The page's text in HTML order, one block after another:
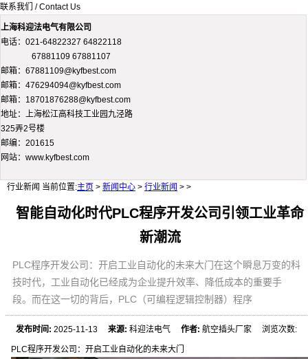
联系我们 / Contact Us
上海科迎法电气有限公司
电话：021-64822327 64822118
67881109 67881107
邮箱：67881109@kyfbest.com
邮箱：476294094@kyfbest.com
邮箱：18701876288@kyfbest.com
地址：上海松江高科技工业园九泾路
325弄2号楼
邮编：201615
网站：www.kyfbest.com
行业新闻 当前位置:主页 > 新闻中心 > 行业新闻 > >
智能自动化时代PLC程序开发公司引领工业革命
新潮流
PLC程序开发公司：开启工业自动化的未来大门在这个瞬息万变的科
技时代，工业自动化已经成为企业提升效率、降低成本的重要手
段。而在这一切的背后，PLC（可编程逻辑控制器）程序
发布时间: 2025-11-13来源: 科迎法电气作者: 航空插头厂家 浏览次数:
PLC程序开发公司：开启工业自动化的未来大门